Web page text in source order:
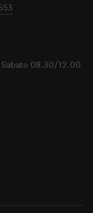
08.30/12.00